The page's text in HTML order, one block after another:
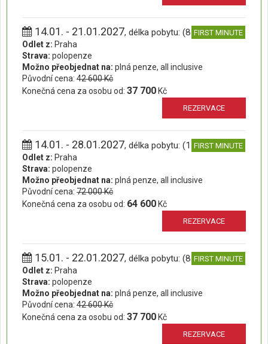
14.01. - 21.01.2027, délka pobytu: (8 dní)FIRST MINUTE
Odlet z: Praha
Strava: polopenze
Možno přeobjednat na: plná penze, all inclusive
Původní cena: 42 600 Kč
Konečná cena za osobu od: 37 700 Kč
REZERVACE
14.01. - 28.01.2027, délka pobytu: (15 dní)FIRST MINUTE
Odlet z: Praha
Strava: polopenze
Možno přeobjednat na: plná penze, all inclusive
Původní cena: 72 000 Kč
Konečná cena za osobu od: 64 600 Kč
REZERVACE
15.01. - 22.01.2027, délka pobytu: (8 dní)FIRST MINUTE
Odlet z: Praha
Strava: polopenze
Možno přeobjednat na: plná penze, all inclusive
Původní cena: 42 600 Kč
Konečná cena za osobu od: 37 700 Kč
REZERVACE